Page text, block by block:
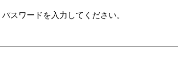
パスワードを入力してください。